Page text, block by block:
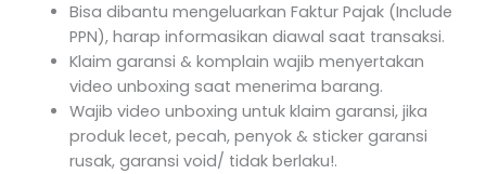
Bisa dibantu mengeluarkan Faktur Pajak (Include
PPN), harap informasikan diawal saat transaksi.
Klaim garansi & komplain wajib menyertakan
video unboxing saat menerima barang.
Wajib video unboxing untuk klaim garansi, jika
produk lecet, pecah, penyok & sticker garansi
rusak, garansi void/ tidak berlaku!.